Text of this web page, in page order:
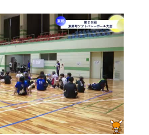
を利用いただくには、
き、
加入と『CCNetマイ
インが必要となりま
の程よろしくお願い